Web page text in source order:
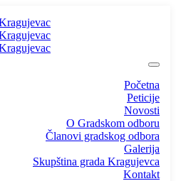
Početna
Peticije
Novosti
O Gradskom odboru
Članovi gradskog odbora
Galerija
Skupština grada Kragujevca
Kontakt